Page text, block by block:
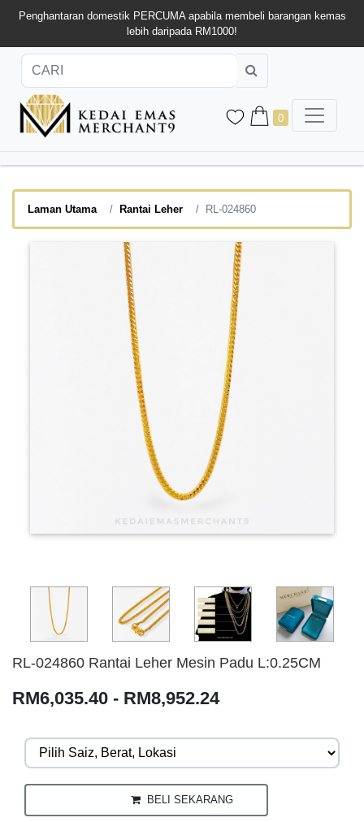
Penghantaran domestik PERCUMA apabila membeli barangan kemas
lebih daripada RM1000!
0
Laman Utama Rantai Leher RL-024860
RL-024860 Rantai Leher Mesin Padu L:0.25CM
RM6,035.40 - RM8,952.24
BELI SEKARANG